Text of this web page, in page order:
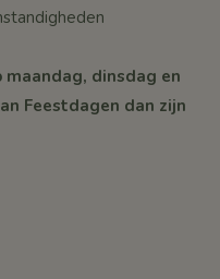
dinsdag en
Feestdagen dan zijn